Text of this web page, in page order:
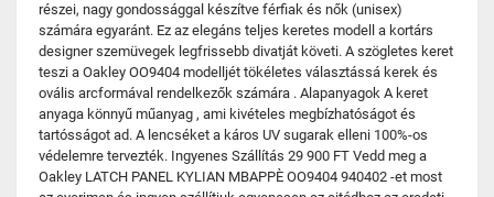
részei, nagy gondossággal készítve férfiak és nők (unisex)
számára egyaránt. Ez az elegáns teljes keretes modell a kortárs
designer szemüvegek legfrissebb divatját követi. A szögletes keret
teszi a Oakley OO9404 modelljét tökéletes választássá kerek és
ovális arcformával rendelkezők számára . Alapanyagok A keret
anyaga könnyű műanyag , ami kivételes megbízhatóságot és
tartósságot ad. A lencséket a káros UV sugarak elleni 100%-os
védelemre tervezték. Ingyenes Szállítás 29 900 FT Vedd meg a
Oakley LATCH PANEL KYLIAN MBAPPÈ OO9404 940402 -et most